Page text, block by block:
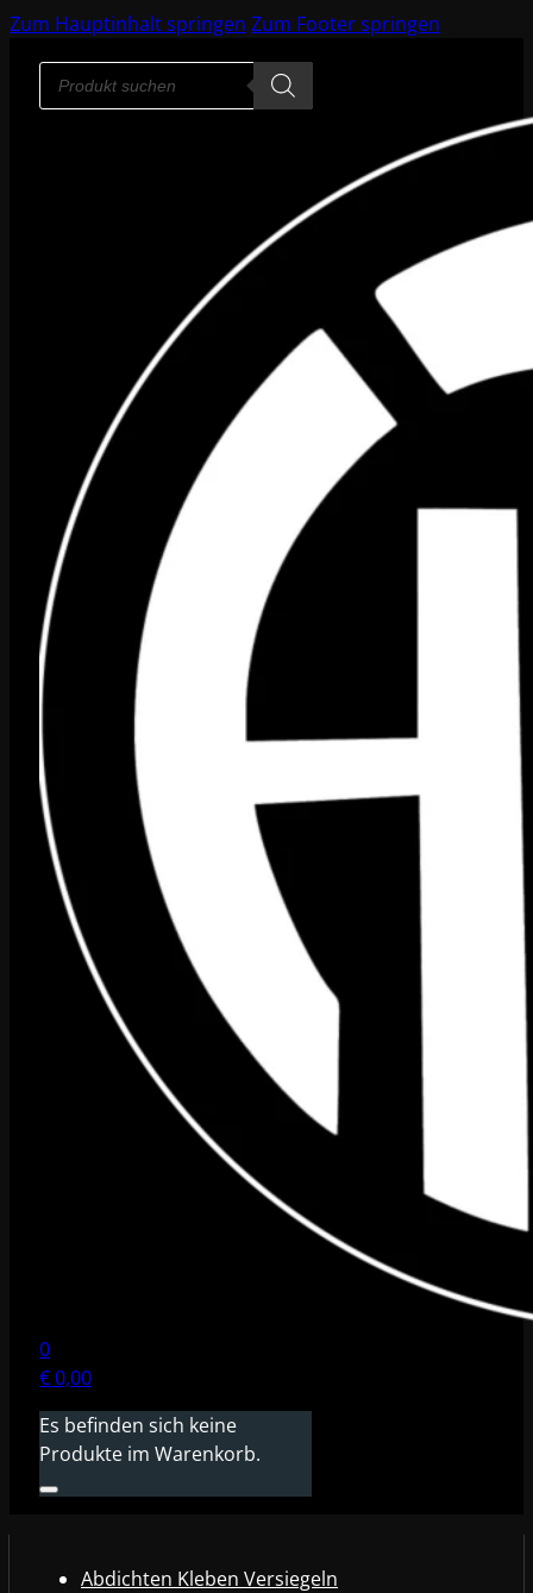
Zum Hauptinhalt springen Zum Footer springen
Products
search
0
€0,00
Es befinden sich keine
Produkte im Warenkorb.
Abdichten Kleben Versiegeln